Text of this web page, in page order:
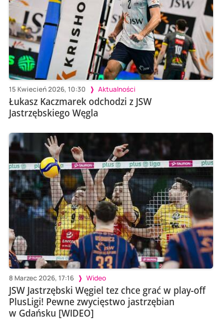
15 Kwiecień 2026, 10:30 Aktualności
Łukasz Kaczmarek odchodzi z JSW
Jastrzębskiego Węgla
8 Marzec 2026, 17:16 Wideo
JSW Jastrzębski Węgiel tez chce grać w play-off
PlusLigi! Pewne zwycięstwo jastrzębian
w Gdańsku [WIDEO]